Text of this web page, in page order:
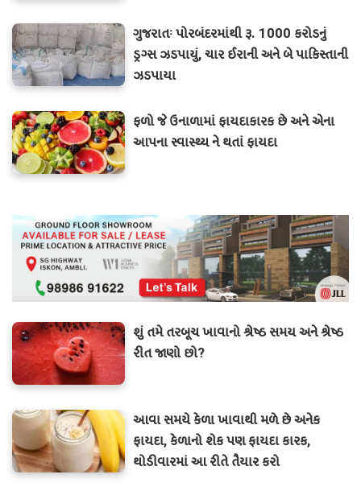
ગુજરાતઃ પોરબંદરમાંથી રૂ. 1000 કરોડનું
ડ્રગ્સ ઝડપાયું, ચાર ઈરાની અને બે પાકિસ્તાની
ઝડપાયા
ફળો જે ઉનાળામાં ફાયદાકારક છે અને એના
આપના સ્વાસ્થ્ય ને થતાં ફાયદા
શું તમે તરબૂચ ખાવાનો શ્રેષ્ઠ સમય અને શ્રેષ્ઠ
રીત જાણો છો?
આવા સમયે કેળા ખાવાથી મળે છે અનેક
ફાયદા, કેળાનો શેક પણ ફાયદા કારક,
થોડીવારમાં આ રીતે તૈયાર કરો